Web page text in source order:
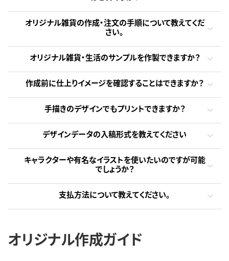
オリジナル雑貨の作成・注文の手順について教えてくだ
さい。
オリジナル雑貨・生活のサンプルを作製できますか？
作成前に仕上りイメージを確認することはできますか？
手描きのデザインでもプリントできますか？
デザインデータの入稿形式を教えてください
キャラクターや有名なイラストを使いたいのですが可能
でしょうか？
支払方法について教えてください。
オリジナル作成ガイド